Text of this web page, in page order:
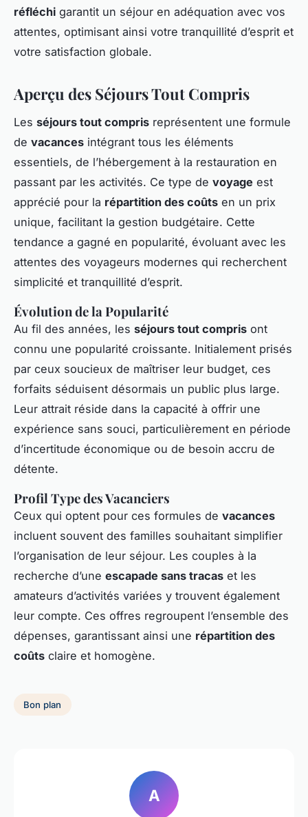
réfléchi garantit un séjour en adéquation avec vos
attentes, optimisant ainsi votre tranquillité d’esprit et
votre satisfaction globale.
Aperçu des Séjours Tout Compris
Les séjours tout compris représentent une formule
de vacances intégrant tous les éléments
essentiels, de l’hébergement à la restauration en
passant par les activités. Ce type de voyage est
apprécié pour la répartition des coûts en un prix
unique, facilitant la gestion budgétaire. Cette
tendance a gagné en popularité, évoluant avec les
attentes des voyageurs modernes qui recherchent
simplicité et tranquillité d’esprit.
Évolution de la Popularité
Au fil des années, les séjours tout compris ont
connu une popularité croissante. Initialement prisés
par ceux soucieux de maîtriser leur budget, ces
forfaits séduisent désormais un public plus large.
Leur attrait réside dans la capacité à offrir une
expérience sans souci, particulièrement en période
d’incertitude économique ou de besoin accru de
détente.
Profil Type des Vacanciers
Ceux qui optent pour ces formules de vacances
incluent souvent des familles souhaitant simplifier
l’organisation de leur séjour. Les couples à la
recherche d’une escapade sans tracas et les
amateurs d’activités variées y trouvent également
leur compte. Ces offres regroupent l’ensemble des
dépenses, garantissant ainsi une répartition des
coûts claire et homogène.
Bon plan
A